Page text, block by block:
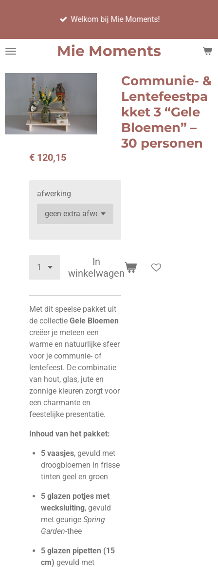
hoofdinhoud
Mie Moments
Welkom bij Mie Moments!
Communie- &
Lentefeestpa
kket 3 “Gele
Bloemen” –
30 personen
€ 120,15
afwerking
In
winkelwagen
Met dit speelse pakket uit
de collectie Gele Bloemen
creëer je meteen een
warme en natuurlijke sfeer
voor je communie- of
lentefeest. De combinatie
van hout, glas, jute en
zonnige kleuren zorgt voor
een charmante en
feestelijke presentatie.
Inhoud van het pakket:
5 vaasjes, gevuld met
droogbloemen in frisse
tinten geel en groen
5 glazen potjes met
wecksluiting, gevuld
met geurige Spring
Garden-thee
5 glazen pipetten (15
cm) gevuld met